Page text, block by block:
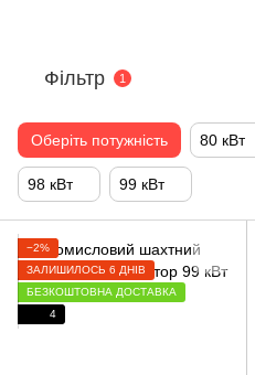
Фільтр 1
Оберіть потужність 80 кВт
98 кВт 99 кВт
−2%
ЗАЛИШИЛОСЬ 6 ДНІВ
БЕЗКОШТОВНА ДОСТАВКА
4